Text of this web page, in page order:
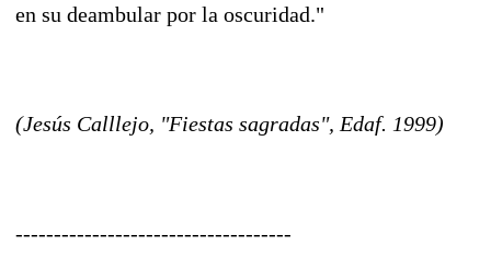
en su deambular por la oscuridad."
(Jesús Calllejo, "Fiestas sagradas", Edaf. 1999)
------------------------------------